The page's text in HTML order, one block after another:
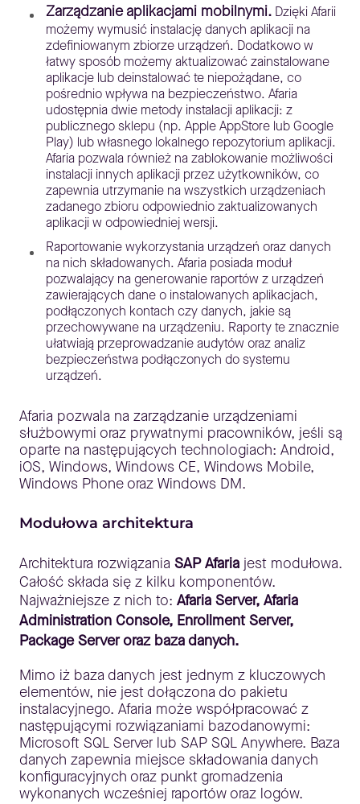
Zarządzanie aplikacjami mobilnymi. Dzięki Afarii
możemy wymusić instalację danych aplikacji na
zdefiniowanym zbiorze urządzeń. Dodatkowo w
łatwy sposób możemy aktualizować zainstalowane
aplikacje lub deinstalować te niepożądane, co
pośrednio wpływa na bezpieczeństwo. Afaria
udostępnia dwie metody instalacji aplikacji: z
publicznego sklepu (np. Apple AppStore lub Google
Play) lub własnego lokalnego repozytorium aplikacji.
Afaria pozwala również na zablokowanie możliwości
instalacji innych aplikacji przez użytkowników, co
zapewnia utrzymanie na wszystkich urządzeniach
zadanego zbioru odpowiednio zaktualizowanych
aplikacji w odpowiedniej wersji.
Raportowanie wykorzystania urządzeń oraz danych
na nich składowanych. Afaria posiada moduł
pozwalający na generowanie raportów z urządzeń
zawierających dane o instalowanych aplikacjach,
podłączonych kontach czy danych, jakie są
przechowywane na urządzeniu. Raporty te znacznie
ułatwiają przeprowadzanie audytów oraz analiz
bezpieczeństwa podłączonych do systemu
urządzeń.
Afaria pozwala na zarządzanie urządzeniami
służbowymi oraz prywatnymi pracowników, jeśli są
oparte na następujących technologiach: Android,
iOS, Windows, Windows CE, Windows Mobile,
Windows Phone oraz Windows DM.
Modułowa architektura
Architektura rozwiązania SAP Afaria jest modułowa.
Całość składa się z kilku komponentów.
Najważniejsze z nich to: Afaria Server, Afaria
Administration Console, Enrollment Server,
Package Server oraz baza danych.
Mimo iż baza danych jest jednym z kluczowych
elementów, nie jest dołączona do pakietu
instalacyjnego. Afaria może współpracować z
następującymi rozwiązaniami bazodanowymi:
Microsoft SQL Server lub SAP SQL Anywhere. Baza
danych zapewnia miejsce składowania danych
konfiguracyjnych oraz punkt gromadzenia
wykonanych wcześniej raportów oraz logów.